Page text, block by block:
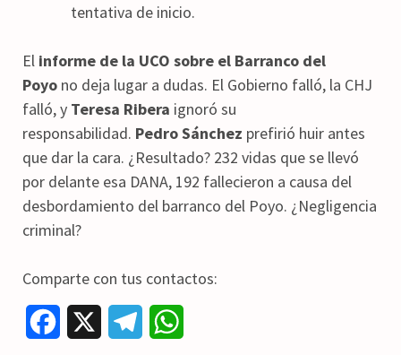
tentativa de inicio.
El informe de la UCO sobre el Barranco del
Poyo no deja lugar a dudas. El Gobierno falló, la CHJ
falló, y Teresa Ribera ignoró su
responsabilidad. Pedro Sánchez prefirió huir antes
que dar la cara. ¿Resultado? 232 vidas que se llevó
por delante esa DANA, 192 fallecieron a causa del
desbordamiento del barranco del Poyo. ¿Negligencia
criminal?
Comparte con tus contactos: